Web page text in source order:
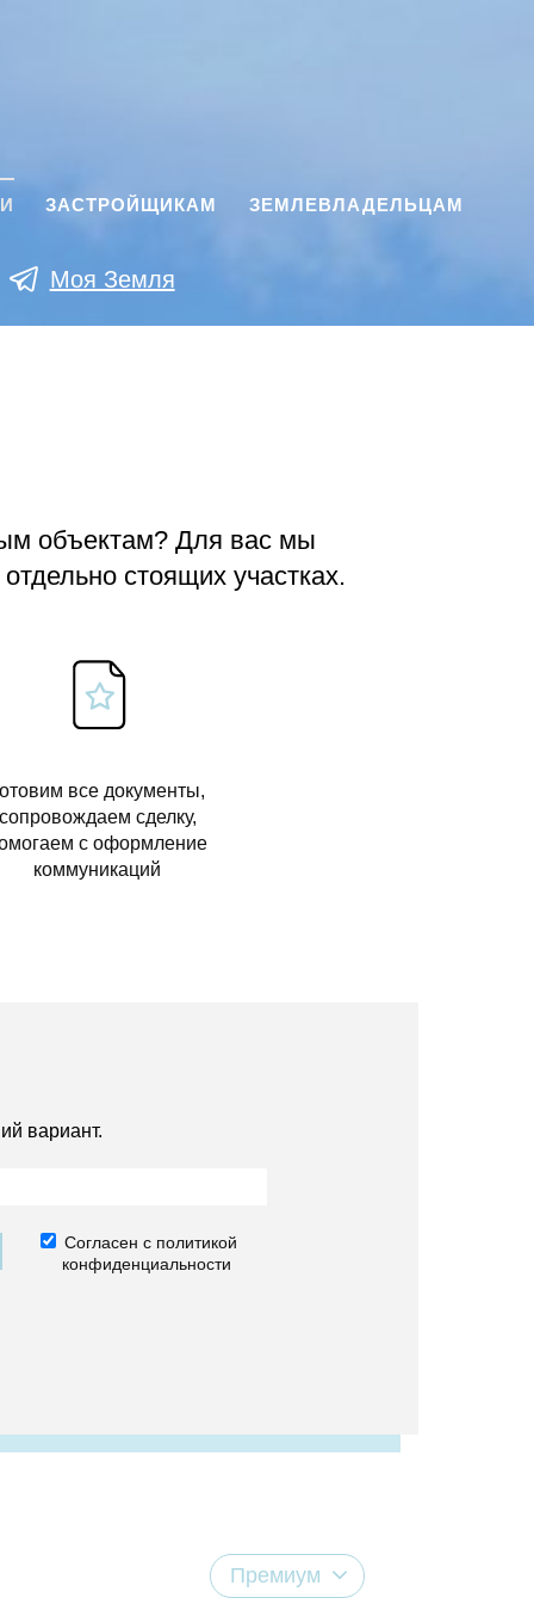
ЗАСТРОЙЩИКАМ ЗЕМЛЕВЛАДЕЛЬЦАМ
Моя Земля
объектам? Для вас мы
стоящих участках.
все документы,
сделку,
с оформление
коммуникаций
вариант.
Согласен с политикой
конфиденциальности
Премиум